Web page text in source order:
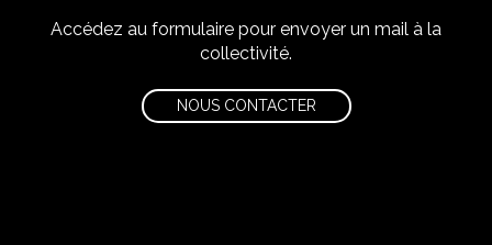
Accédez au formulaire pour envoyer un mail à la
collectivité.
NOUS CONTACTER